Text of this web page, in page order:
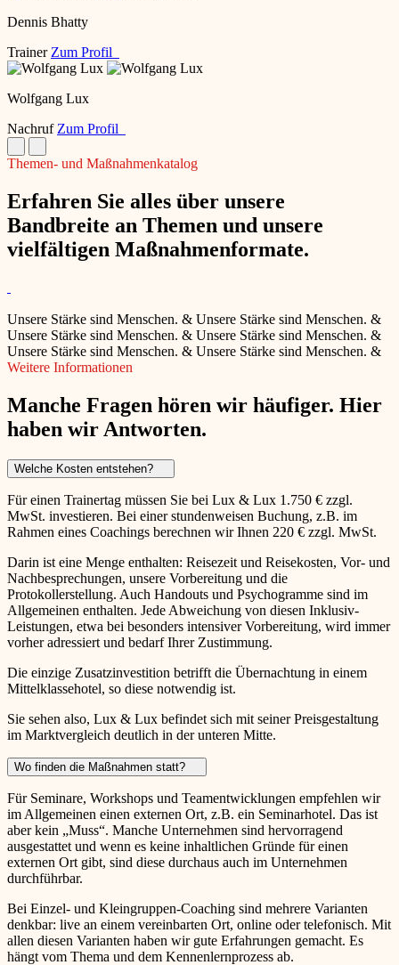
Dennis Bhatty
Trainer Zum Profil
Wolfgang Lux
Nachruf Zum Profil
Themen- und Maßnahmenkatalog
Erfahren Sie alles über unsere
Bandbreite an Themen und unsere
vielfältigen Maßnahmenformate.
Unsere Stärke sind Menschen. & Unsere Stärke sind Menschen. &
Unsere Stärke sind Menschen. & Unsere Stärke sind Menschen. &
Unsere Stärke sind Menschen. & Unsere Stärke sind Menschen. &
Weitere Informationen
Manche Fragen hören wir häufiger. Hier
haben wir Antworten.
Welche Kosten entstehen?
Für einen Trainertag müssen Sie bei Lux & Lux 1.750 € zzgl.
MwSt. investieren. Bei einer stundenweisen Buchung, z.B. im
Rahmen eines Coachings berechnen wir Ihnen 220 € zzgl. MwSt.
Darin ist eine Menge enthalten: Reisezeit und Reisekosten, Vor- und
Nachbesprechungen, unsere Vorbereitung und die
Protokollerstellung. Auch Handouts und Psychogramme sind im
Allgemeinen enthalten. Jede Abweichung von diesen Inklusiv-
Leistungen, etwa bei besonders intensiver Vorbereitung, wird immer
vorher adressiert und bedarf Ihrer Zustimmung.
Die einzige Zusatzinvestition betrifft die Übernachtung in einem
Mittelklassehotel, so diese notwendig ist.
Sie sehen also, Lux & Lux befindet sich mit seiner Preisgestaltung
im Marktvergleich deutlich in der unteren Mitte.
Wo finden die Maßnahmen statt?
Für Seminare, Workshops und Teamentwicklungen empfehlen wir
im Allgemeinen einen externen Ort, z.B. ein Seminarhotel. Das ist
aber kein „Muss“. Manche Unternehmen sind hervorragend
ausgestattet und wenn es keine inhaltlichen Gründe für einen
externen Ort gibt, sind diese durchaus auch im Unternehmen
durchführbar.
Bei Einzel- und Kleingruppen-Coaching sind mehrere Varianten
denkbar: live an einem vereinbarten Ort, online oder telefonisch. Mit
allen diesen Varianten haben wir gute Erfahrungen gemacht. Es
hängt vom Thema und dem Kennenlernprozess ab.